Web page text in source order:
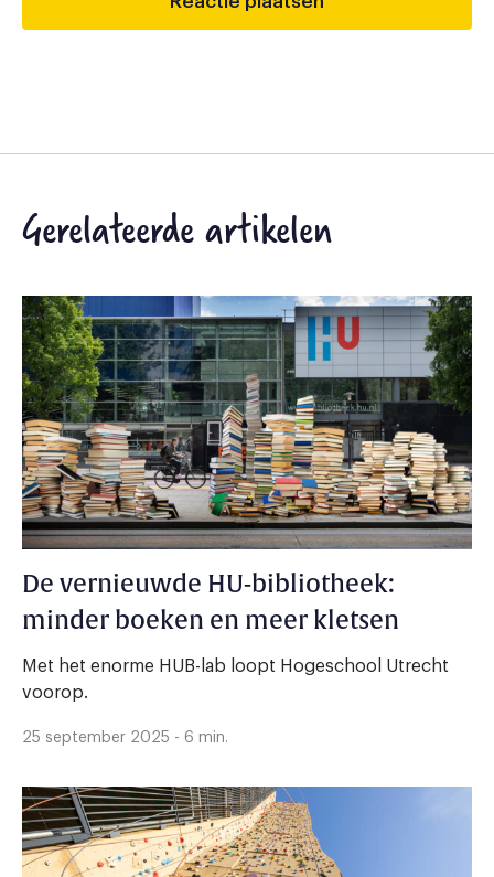
Gerelateerde artikelen
De vernieuwde HU-bibliotheek:
minder boeken en meer kletsen
Met het enorme HUB-lab loopt Hogeschool Utrecht
voorop.
25 september 2025 - 6 min.